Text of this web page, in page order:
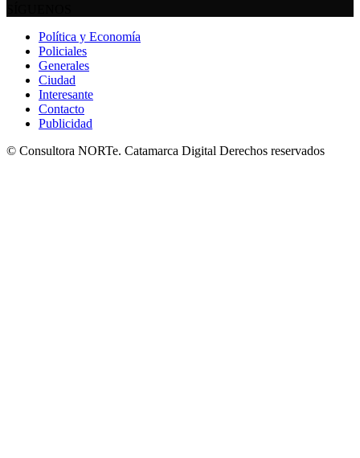
Política y Economía
Policiales
Generales
Ciudad
Interesante
Contacto
Publicidad
© Consultora NORTe. Catamarca Digital Derechos reservados